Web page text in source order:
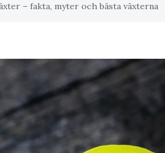
– fakta, myter och bästa växterna